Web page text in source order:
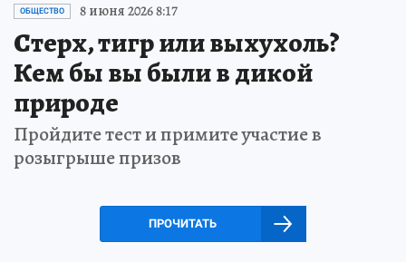
ОБЩЕСТВО 8 июня 2026 8:17
Стерх, тигр или выхухоль?
Кем бы вы были в дикой
природе
Пройдите тест и примите участие в
розыгрыше призов
ПРОЧИТАТЬ